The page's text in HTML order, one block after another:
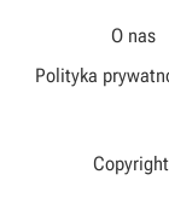
O nas
Polityka